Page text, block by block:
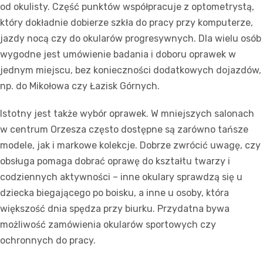
od okulisty. Część punktów współpracuje z optometrystą,
który dokładnie dobierze szkła do pracy przy komputerze,
jazdy nocą czy do okularów progresywnych. Dla wielu osób
wygodne jest umówienie badania i doboru oprawek w
jednym miejscu, bez konieczności dodatkowych dojazdów,
np. do Mikołowa czy Łazisk Górnych.
Istotny jest także wybór oprawek. W mniejszych salonach
w centrum Orzesza często dostępne są zarówno tańsze
modele, jak i markowe kolekcje. Dobrze zwrócić uwagę, czy
obsługa pomaga dobrać oprawę do kształtu twarzy i
codziennych aktywności – inne okulary sprawdzą się u
dziecka biegającego po boisku, a inne u osoby, która
większość dnia spędza przy biurku. Przydatna bywa
możliwość zamówienia okularów sportowych czy
ochronnych do pracy.